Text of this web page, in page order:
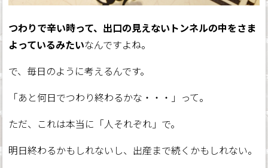
つわりで辛い時って、出口の見えないトンネルの中をさま
よっているみたいなんですよね。
で、毎日のように考えるんです。
「あと何日でつわり終わるかな・・・」って。
ただ、これは本当に「人それぞれ」で。
明日終わるかもしれないし、出産まで続くかもしれない。